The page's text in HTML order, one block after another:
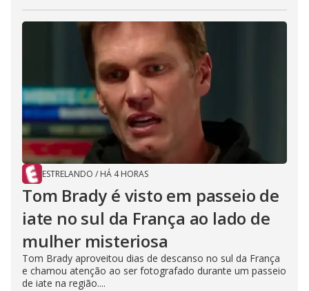
ESTRELANDO / HÁ 4 HORAS
Tom Brady é visto em passeio de
iate no sul da França ao lado de
mulher misteriosa
Tom Brady aproveitou dias de descanso no sul da França
e chamou atenção ao ser fotografado durante um passeio
de iate na região....